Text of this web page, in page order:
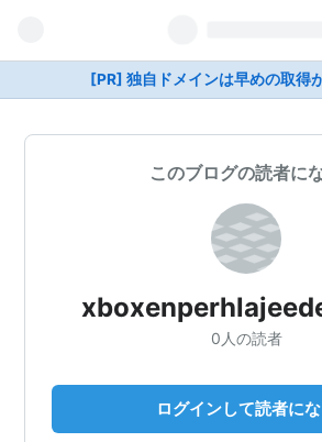
[PR] 独自ドメインは早めの取得
このブログの読者に
0人の読者
ログインして読者に